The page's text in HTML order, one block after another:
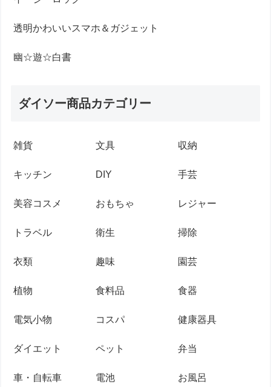
透明かわいいスマホ＆ガジェット
幽☆遊☆白書
ダイソー商品カテゴリー
雑貨 文具 収納
キッチン DIY 手芸
美容コスメ おもちゃ レジャー
トラベル 衛生 掃除
衣類 趣味 園芸
植物 食料品 食器
電気小物 コスパ 健康器具
ダイエット ペット 弁当
車・自転車 電池 お風呂